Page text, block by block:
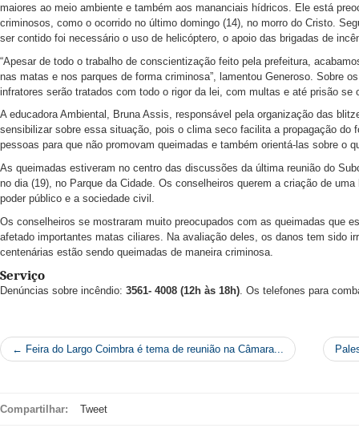
maiores ao meio ambiente e também aos mananciais hídricos. Ele está
criminosos, como o ocorrido no último domingo (14), no morro do Cristo.
ser contido foi necessário o uso de helicóptero, o apoio das brigadas de
“Apesar de todo o trabalho de conscientização feito pela prefeitura,
nas matas e nos parques de forma criminosa”, lamentou Generoso. Sobre
infratores serão tratados com todo o rigor da lei, com multas e até prisão se
A educadora Ambiental, Bruna Assis, responsável pela organização das
sensibilizar sobre essa situação, pois o clima seco facilita a propagação do
pessoas para que não promovam queimadas e também orientá-las sobre o
As queimadas estiveram no centro das discussões da última reunião do
no dia (19), no Parque da Cidade. Os conselheiros querem a criação de
poder público e a sociedade civil.
Os conselheiros se mostraram muito preocupados com as queimadas que
afetado importantes matas ciliares. Na avaliação deles, os danos tem sido
centenárias estão sendo queimadas de maneira criminosa.
Serviço
Denúncias sobre incêndio: 3561- 4008 (12h às 18h) . Os telefones para
← Feira do Largo Coimbra é tema de reunião na Câmara...
Compartilhar: Tweet